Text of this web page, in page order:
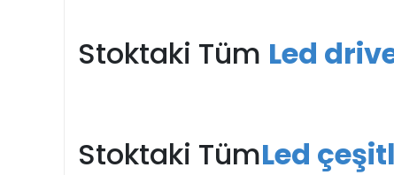
Stoktaki Tüm Led
Stoktaki TümLed